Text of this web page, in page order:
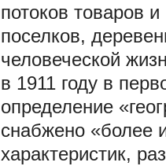
потоков товаров
поселков,
человеческой
в 1911 году в
определение
снабжено «более
характеристик,